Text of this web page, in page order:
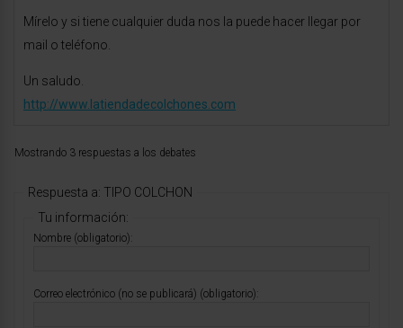
Mírelo y si tiene cualquier duda nos la puede hacer llegar por
mail o teléfono.
Un saludo.
http://www.latiendadecolchones.com
Mostrando 3 respuestas a los debates
Respuesta a: TIPO COLCHON
Tu información:
Nombre (obligatorio):
Correo electrónico (no se publicará) (obligatorio):